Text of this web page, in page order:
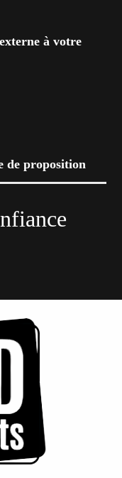
à votre
de proposition